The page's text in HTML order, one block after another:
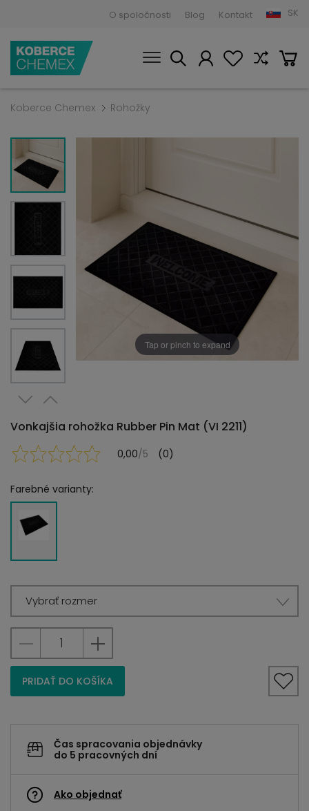
O spoločnosti Blog Kontakt SK
Koberce Chemex Rohožky
Tap or pinch to expand
Vonkajšia rohožka Rubber Pin Mat (VI 2211)
0,00/5 (0)
Farebné varianty:
Vybrať rozmer
PRIDAŤ DO KOŠÍKA
Čas spracovania objednávky
do 5 pracovných dní
Ako objednať